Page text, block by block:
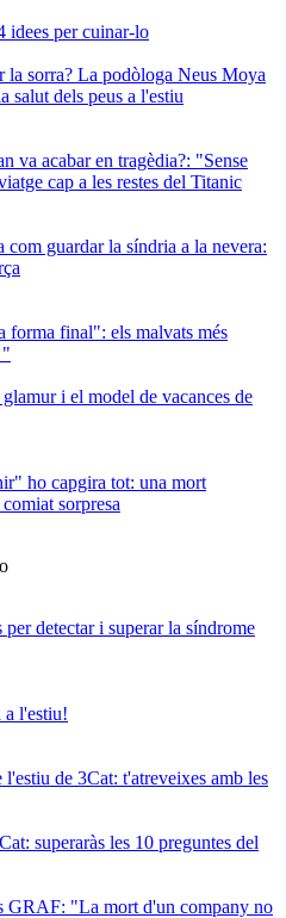
idees per cuinar-lo
la sorra? La podòloga Neus Moya
salut dels peus a l'estiu
va acabar en tragèdia?: "Sense
cap a les restes del Titanic
com guardar la síndria a la nevera:
forma final": els malvats més
"
i el model de vacances de
ho capgira tot: una mort
sorpresa
detectar i superar la síndrome
a l'estiu!
de 3Cat: t'atreveixes amb les
superaràs les 10 preguntes del
GRAF: "La mort d'un company no